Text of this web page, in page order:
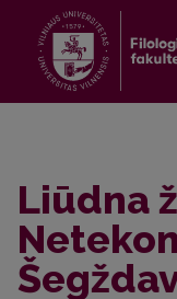
Liūdna